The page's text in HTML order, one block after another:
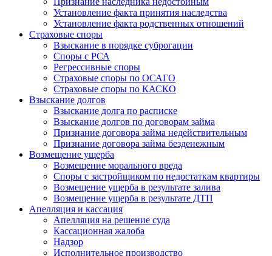
Установление факта принятия наследства
Установление факта родственных отношений
Страховые споры
Взыскание в порядке суброгации
Споры с РСА
Регрессивные споры
Страховые споры по ОСАГО
Страховые споры по КАСКО
Взыскание долгов
Взыскание долга по расписке
Взыскание долгов по договорам займа
Признание договора займа недействительным
Признание договора займа безденежным
Возмещение ущерба
Возмещение морального вреда
Споры с застройщиком по недостаткам квартиры
Возмещение ущерба в результате залива
Возмещение ущерба в результате ДТП
Апелляция и кассация
Апелляция на решение суда
Кассационная жалоба
Надзор
Исполнительное производство